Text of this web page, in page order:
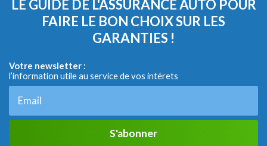
LE GUIDE DE L'ASSURANCE AUTO POUR
FAIRE LE BON CHOIX SUR LES
GARANTIES !
Votre newsletter :
l’information utile au service de vos intérets
S'abonner